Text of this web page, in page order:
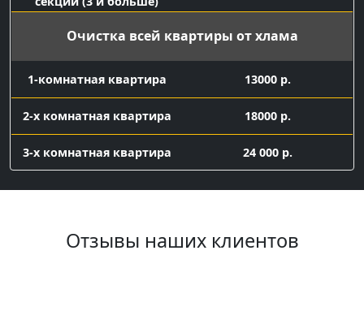
Очистка всей квартиры от хлама
1-комнатная квартира 13000 р.
2-х комнатная квартира 18000 р.
3-х комнатная квартира 24 000 р.
Вывоз мелкого хлама
контейнер 8 куб с
погрузкой
16 000 р.
Отзывы наших клиентов